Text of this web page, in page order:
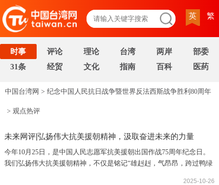
英 繁
时事 评论 理论 台湾 两岸
部委
31条
经贸 文化 指南 百科 医药
中国台湾网 > 纪念中国人民抗日战争暨世界反法西斯战争胜利80周年
> 观点热评
未来网评|弘扬伟大抗美援朝精神，汲取奋进未来的力量
今年10月25日，是中国人民志愿军抗美援朝出国作战75周年纪念日。
我们弘扬伟大抗美援朝精神，不仅是铭记“雄赳赳，气昂昂，跨过鸭绿
2025-10-26